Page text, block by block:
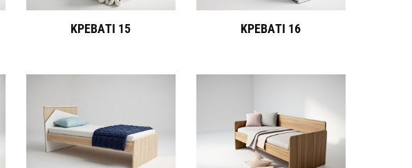
ΚΡΕΒΑΤΙ 15 ΚΡΕΒΑΤΙ 16